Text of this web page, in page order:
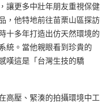
讓更多中壯年朋友重視保健
，他特地前往苗栗山區探訪
十多年打造出仿天然環境的
統。當他親眼看到珍貴的
嘆這是「台灣生技的驕
高壓、緊湊的拍攝環境中工